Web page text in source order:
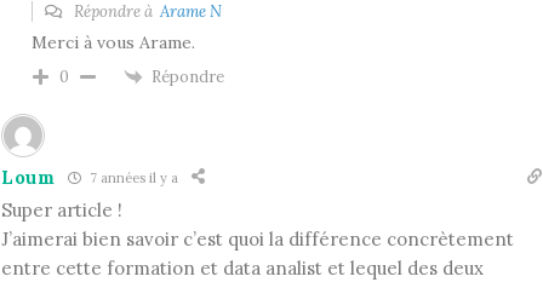
Répondre à Arame N
Merci à vous Arame.
0 Répondre
Loum 7 années il y a
Super article !
J’aimerai bien savoir c’est quoi la différence concrètement
entre cette formation et data analist et lequel des deux